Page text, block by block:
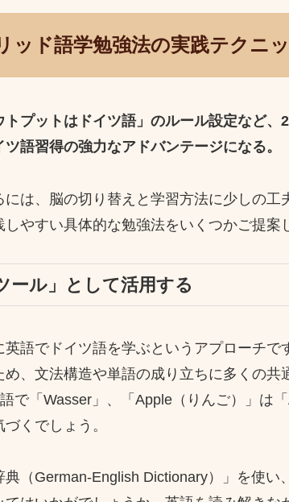
ッド語学勉強法の実践テクニ
プットはドイツ語」のルール設定など、
語習得の強力なアドバンテージになる。
は、脳の切り替えと学習方法に少しの工
やすい具体的な勉強法をいくつかご提案
ール」として活用する
語でドイツ語を学ぶというアプローチで
、文法構造や単語の成り立ちに多くの共
で「Wasser」、「Apple（りんご）」は「
くでしょう。
（German-English Dictionary）」を使い